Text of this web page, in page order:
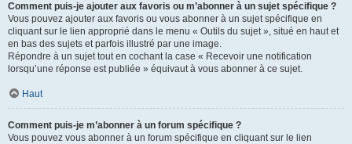
Comment puis-je ajouter aux favoris ou m’abonner à un sujet spécifique ?
Vous pouvez ajouter aux favoris ou vous abonner à un sujet spécifique en
cliquant sur le lien approprié dans le menu « Outils du sujet », situé en haut et
en bas des sujets et parfois illustré par une image.
Répondre à un sujet tout en cochant la case « Recevoir une notification
lorsqu’une réponse est publiée » équivaut à vous abonner à ce sujet.
Haut
Comment puis-je m’abonner à un forum spécifique ?
Vous pouvez vous abonner à un forum spécifique en cliquant sur le lien